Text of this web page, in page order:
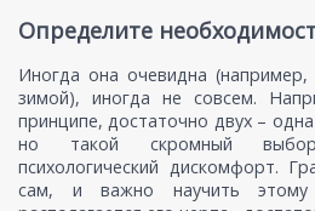
Определите
Иногда она очевидна
зимой), иногда не совсем.
принципе, достаточно двух –
но такой скромный
психологический дискомфорт.
сам, и важно научить этому